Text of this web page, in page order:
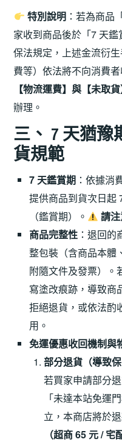
特別說明：若為商品
家收到商品後於「7 天
保法規定，上述金流衍
費等）依法將不向消費
【物流運費】與【未取貨
辦理。
三、 7 天猶
貨規範
7 天鑑賞期：依據消
提供商品到貨次日起
（鑑賞期）。
請
商品完整性：退回的
整包裝（含商品本體
附隨文件及發票）。
寫塗改痕跡，導致商
拒絕退貨，或依法酌
用。
免運優惠收回機制與
部分退貨（導致
若買家申請部分
「未達本站免運
立，本商店將於
（超商 65 元 / 宅